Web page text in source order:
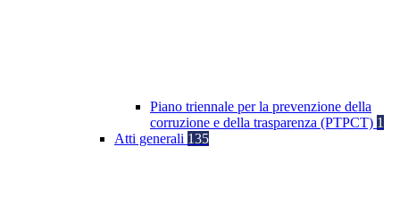
Piano triennale per la prevenzione della
corruzione e della trasparenza (PTPCT) 1
Atti generali 135